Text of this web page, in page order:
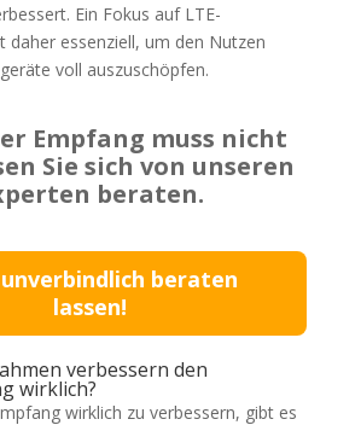
Ein Fokus auf LTE-
daher essenziell, um den Nutzen
voll auszuschöpfen.
Empfang muss nicht
Sie sich von unseren
beraten.
beraten
lassen!
verbessern den
wirklich?
wirklich zu verbessern, gibt es